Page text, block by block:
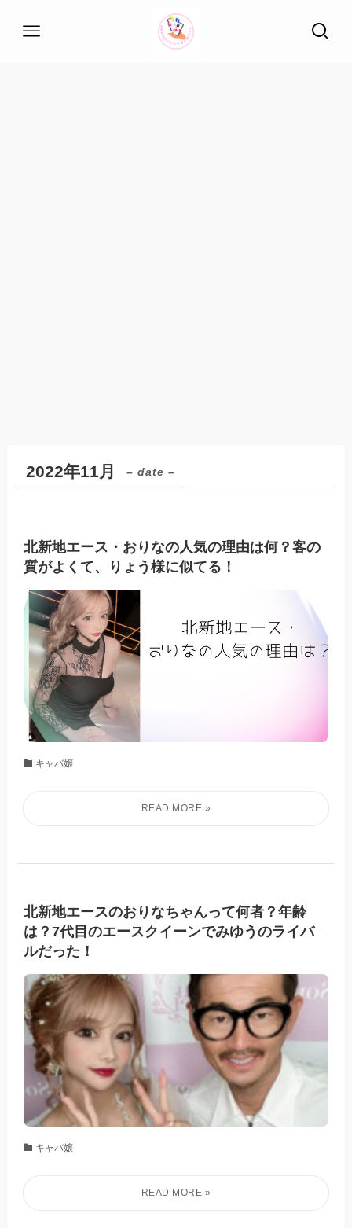
2022年11月 – date –
北新地エース・おりなの人気の理由は何？客の
質がよくて、りょう様に似てる！
キャバ嬢
北新地エースのおりなちゃんって何者？年齢
は？7代目のエースクイーンでみゆうのライバ
ルだった！
キャバ嬢